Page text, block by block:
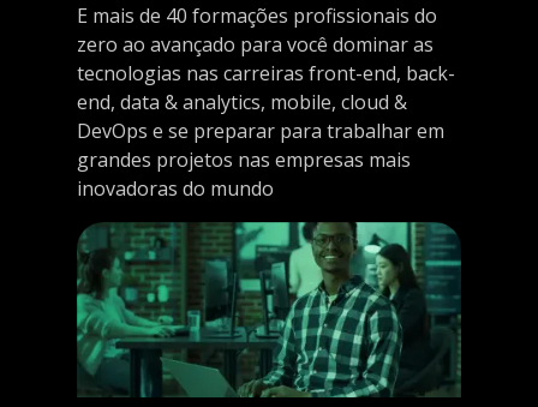
E mais de 40 formações profissionais do
zero ao avançado para você dominar as
tecnologias nas carreiras front-end, back-
end, data & analytics, mobile, cloud &
DevOps e se preparar para trabalhar em
grandes projetos nas empresas mais
inovadoras do mundo